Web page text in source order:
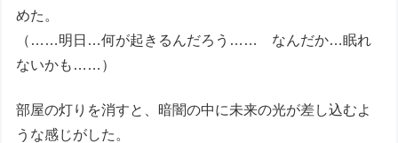
めた。
（……明日…何が起きるんだろう…… なんだか…眠れ
ないかも……）
部屋の灯りを消すと、暗闇の中に未来の光が差し込むよ
うな感じがした。